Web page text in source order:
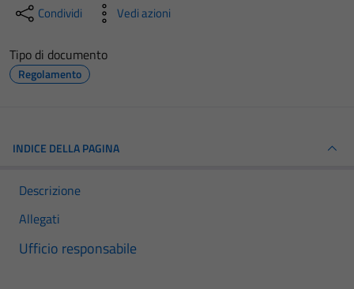
Condividi Vedi azioni
Tipo di documento
Regolamento
INDICE DELLA PAGINA
Descrizione
Allegati
Ufficio responsabile